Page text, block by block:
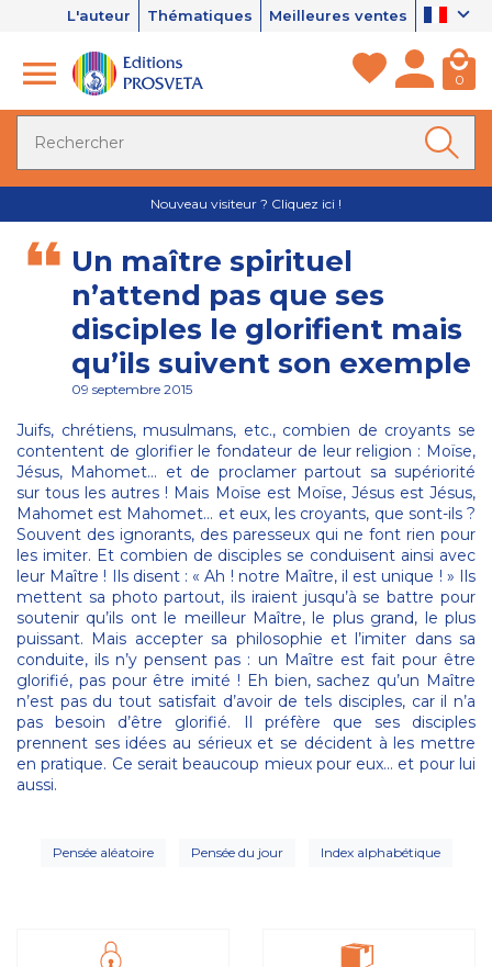
L'auteur Thématiques Meilleures ventes
0
Nouveau visiteur ? Cliquez ici !
Un maître spirituel
n’attend pas que ses
disciples le glorifient mais
qu’ils suivent son exemple
09 septembre 2015
Juifs, chrétiens, musulmans, etc., combien de croyants se
contentent de glorifier le fondateur de leur religion : Moïse,
Jésus, Mahomet… et de proclamer partout sa supériorité
sur tous les autres ! Mais Moïse est Moïse, Jésus est Jésus,
Mahomet est Mahomet… et eux, les croyants, que sont-ils ?
Souvent des ignorants, des paresseux qui ne font rien pour
les imiter. Et combien de disciples se conduisent ainsi avec
leur Maître ! Ils disent : « Ah ! notre Maître, il est unique ! » Ils
mettent sa photo partout, ils iraient jusqu’à se battre pour
soutenir qu’ils ont le meilleur Maître, le plus grand, le plus
puissant. Mais accepter sa philosophie et l’imiter dans sa
conduite, ils n’y pensent pas : un Maître est fait pour être
glorifié, pas pour être imité ! Eh bien, sachez qu’un Maître
n’est pas du tout satisfait d’avoir de tels disciples, car il n’a
pas besoin d’être glorifié. Il préfère que ses disciples
prennent ses idées au sérieux et se décident à les mettre
en pratique. Ce serait beaucoup mieux pour eux… et pour lui
aussi.
Pensée aléatoire Pensée du jour Index alphabétique